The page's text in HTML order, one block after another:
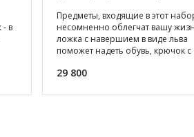
в
Предметы, входящие в этот
несомненно облегчат вашу
ложка с навершием в виде льва
поможет надеть обувь, крючок с
29 800